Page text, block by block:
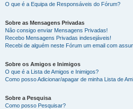
O que é a Equipa de Responsáveis do Fórum?
Sobre as Mensagens Privadas
Não consigo enviar Mensagens Privadas!
Recebo Mensagens Privadas indesejáveis!
Recebi de alguém neste Fórum um email com
Sobre os Amigos e Inimigos
O que é a Lista de Amigos e Inimigos?
Como posso Adicionar/apagar de minha Lista de
Sobre a Pesquisa
Como posso Pesquisar?